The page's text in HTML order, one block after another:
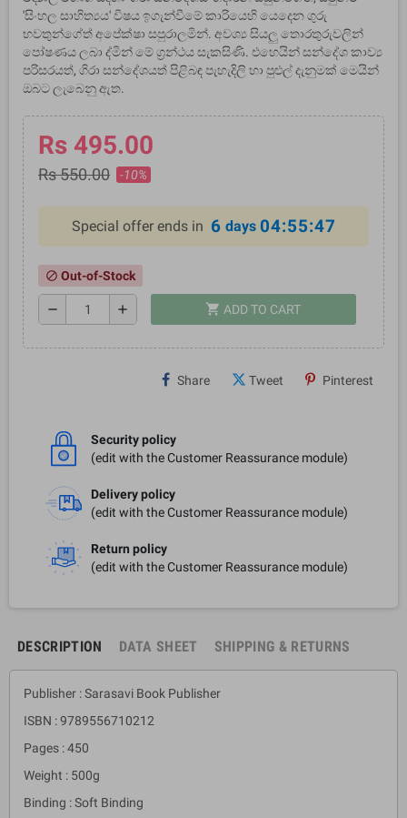
'සිංහල සාහිත්‍යය' විෂය ඉගැන්වීමේ කාරියෙහි යෙදෙන ගුරු
භවතුන්ගේත් අපේක්ෂා සපුරාලමින්. අවශ්‍ය සියලු තොරතුරුවලින්
පෝෂණය ලබා ද්මින් මේ ග්‍රන්ථය සැකසිණි. එහෙයින් සන්දේශ කාව්‍ය
පරිසරයත්, ගිරා සන්දේශයත් පිළිබඳ පැහැදිලි හා පුළුල් දැනුමක් මෙයින්
ඔබට ලැබෙනු ඇත.
Rs 495.00
Rs 550.00 -10%
Special offer ends in 6 days 04:55:46
block Out-of-Stock
remove add shopping_cart ADD TO CART
Share Tweet Pinterest
Security policy
(edit with the Customer Reassurance module)
Delivery policy
(edit with the Customer Reassurance module)
Return policy
(edit with the Customer Reassurance module)
DESCRIPTION DATA SHEET SHIPPING & RETURNS
Publisher : Sarasavi Book Publisher
ISBN : 9789556710212
Pages : 450
Weight : 500g
Binding : Soft Binding